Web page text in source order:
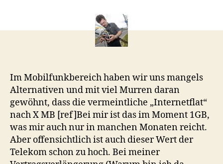
und
gleich
mit
Im Mobilfunkbereich haben wir uns mangels
Alternativen und mit viel Murren daran
gewöhnt, dass die vermeintliche „Internetflat“
nach X MB [ref]Bei mir ist das im Moment 1GB,
was mir auch nur in manchen Monaten reicht.
Aber offensichtlich ist auch dieser Wert der
Telekom schon zu hoch. Bei meiner